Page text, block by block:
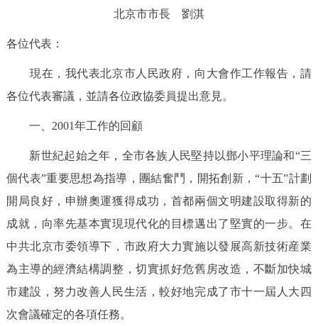
機構職能
政策兌現
決策公開 專題公開
政務服務
個人服務 法人服務 部門服務
便民服務 利企服務 投資項目
仲介服務 陽光政務
政民互動
12345網上接訴即辦
北京市市長 劉淇
各位代表：
現在，我代表北京市人民政府，向大會作工作報告，請
各位代表審議，並請各位政協委員提出意見。
一、2001年工作的回顧
新世紀起始之年，全市各族人民堅持以鄧小平理論和“三
個代表”重要思想為指導，團結奮鬥，開拓創新，“十五”計劃
開局良好，申辦奧運獲得成功，首都兩個文明建設取得新的
成就，向率先基本實現現代化的目標邁出了堅實的一步。在
中共北京市委領導下，市政府大力實施以發展高新技術産業
為主導的經濟結構調整，切實抓好危舊房改造，不斷加快城
市建設，努力改善人民生活，較好地完成了市十一屆人大四
次會議確定的各項任務。